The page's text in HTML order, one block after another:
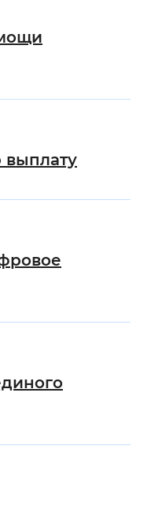
выплату